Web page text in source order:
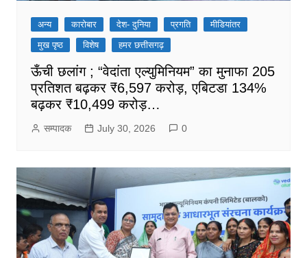
अन्य कारोबार देश- दुनिया प्रगति
मीडियांतर
मुख पृष्ठ
विशेष हमर छत्तीसगढ़
ऊँची छलांग ; “वेदांता एल्युमिनियम” का मुनाफा 205
प्रतिशत बढ़कर ₹6,597 करोड़, एबिटडा 134%
बढ़कर ₹10,499 करोड़…
सम्पादक July 30, 2026 0